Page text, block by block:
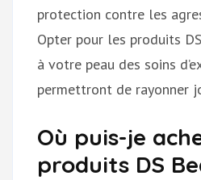
protection contre les
Opter pour les produits
à votre peau des soins
permettront de rayonner
Où puis-je
produits DS